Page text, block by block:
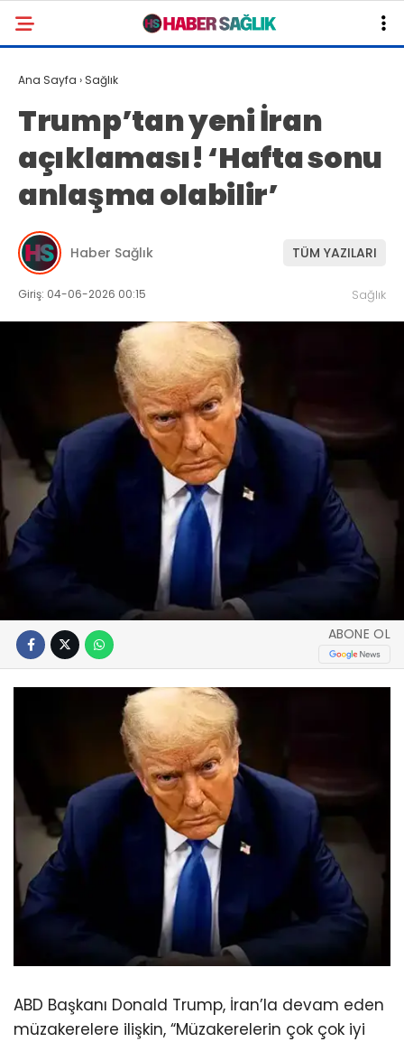
Ana Sayfa › Sağlık
Trump’tan yeni İran
açıklaması! ‘Hafta sonu
anlaşma olabilir’
Haber Sağlık TÜM YAZILARI
Giriş: 04-06-2026 00:15 Sağlık
ABONE OL
ABD Başkanı Donald Trump, İran’la devam eden
müzakerelere ilişkin, “Müzakerelerin çok çok iyi